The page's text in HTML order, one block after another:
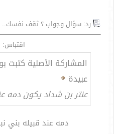
رد: سؤال وجواب ؟ ثقف نفسك..
اقتباس:
المشاركة الأصلية
عبيدة
عنتر بن شداد يكون دمه
دمه عند قبيله بني